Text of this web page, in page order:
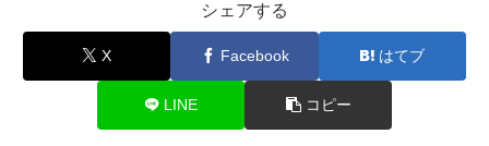
シェアする
X Facebook はてブ
LINE コピー